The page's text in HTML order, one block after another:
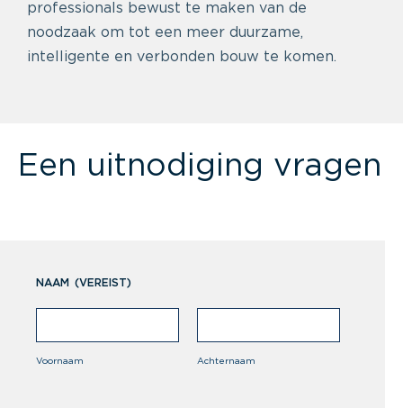
professionals bewust te maken van de
noodzaak om tot een meer duurzame,
intelligente en verbonden bouw te komen.
Een uitnodiging vragen
NAAM (VEREIST)
Voornaam Achternaam